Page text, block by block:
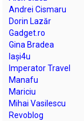
Andrei Cismaru
Dorin Lazăr
Gadget.ro
Gina Bradea
Iași4u
Imperator Travel
Manafu
Mariciu
Mihai Vasilescu
Revoblog